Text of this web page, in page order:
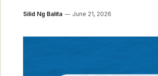
Silid Ng Balita June 21, 2026